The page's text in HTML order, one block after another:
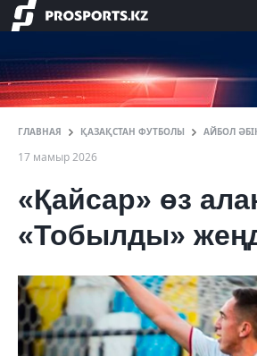
ГЛАВНАЯ ҚАЗАҚСТАН ФУТБОЛЫ АЙБОЛ
17 мамыр 2026
«Қайсар» өз
«Тобылды»